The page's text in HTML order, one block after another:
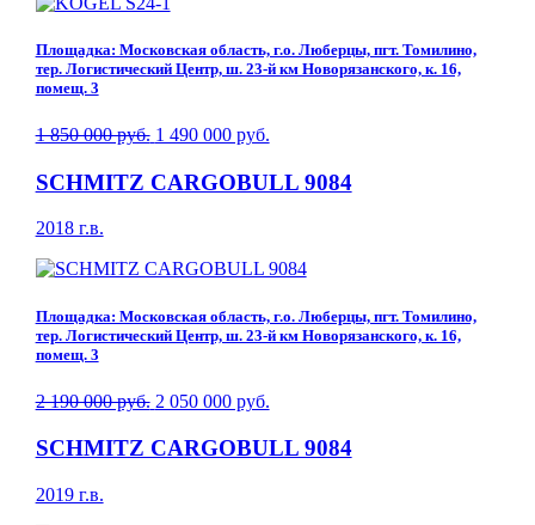
Площадка: Московская область, г.о. Люберцы, пгт. Томилино,
тер. Логистический Центр, ш. 23-й км Новорязанского, к. 16,
помещ. 3
1 850 000 руб. 1 490 000 руб.
SCHMITZ CARGOBULL 9084
2018 г.в.
Площадка: Московская область, г.о. Люберцы, пгт. Томилино,
тер. Логистический Центр, ш. 23-й км Новорязанского, к. 16,
помещ. 3
2 190 000 руб. 2 050 000 руб.
SCHMITZ CARGOBULL 9084
2019 г.в.